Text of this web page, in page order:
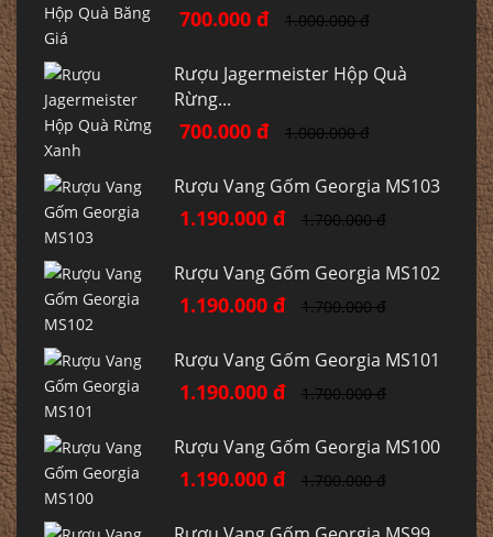
700.000 đ 1.000.000 đ
Rượu Jagermeister Hộp Quà
Rừng...
700.000 đ 1.000.000 đ
Rượu Vang Gốm Georgia MS103
1.190.000 đ 1.700.000 đ
Rượu Vang Gốm Georgia MS102
1.190.000 đ 1.700.000 đ
Rượu Vang Gốm Georgia MS101
1.190.000 đ 1.700.000 đ
Rượu Vang Gốm Georgia MS100
1.190.000 đ 1.700.000 đ